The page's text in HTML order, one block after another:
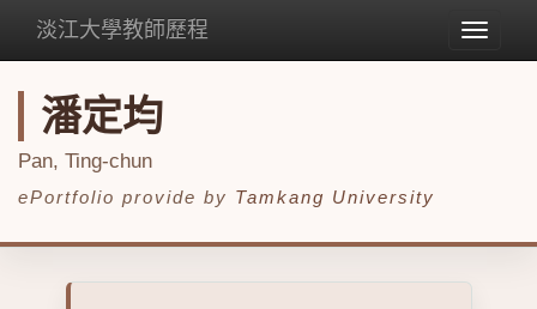
Toggle
淡江大學教師歷程
潘定均
Pan, Ting-chun
ePortfolio provide by Tamkang University